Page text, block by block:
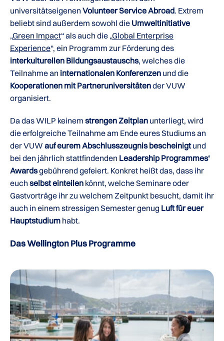
universitätseigenen Volunteer Service Abroad. Extrem
beliebt sind außerdem sowohl die Umweltinitiative
„Green Impact“ als auch die „Global Enterprise
Experience“, ein Programm zur Förderung des
interkulturellen Bildungsaustauschs, welches die
Teilnahme an internationalen Konferenzen und die
Kooperationen mit Partneruniversitätender VUW
organisiert.
Da das WILP keinem strengen Zeitplan unterliegt, wird
die erfolgreiche Teilnahme am Ende eures Studiums an
der VUW auf eurem Abschlusszeugnis bescheinigtund
bei den jährlich stattfindenden Leadership Programmes‘
Awardsgebührend gefeiert. Konkret heißt das, dass ihr
euch selbst einteilen könnt, welche Seminare oder
Gastvorträge ihr zu welchem Zeitpunkt besucht, damit ihr
auch in einem stressigen Semester genug Luft für euer
Hauptstudium habt.
Das Wellington Plus Programme